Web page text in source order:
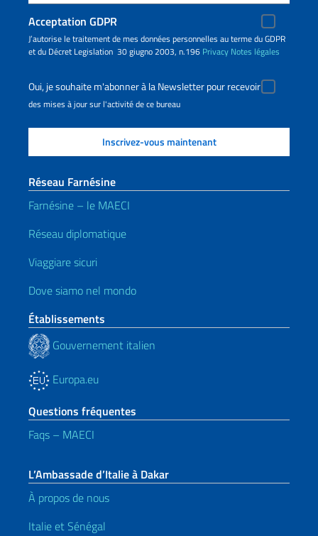
Acceptation GDPR
J’autorise le traitement de mes données personnelles au terme du GDPR
et du Décret Legislation 30 giugno 2003, n.196 Privacy Notes légales
Oui, je souhaite m'abonner à la Newsletter pour recevoir
des mises à jour sur l'activité de ce bureau
Réseau Farnésine
Farnésine – le MAECI
Réseau diplomatique
Viaggiare sicuri
Dove siamo nel mondo
Établissements
Gouvernement italien
Europa.eu
Questions fréquentes
Faqs – MAECI
L’Ambassade d’Italie à Dakar
À propos de nous
Italie et Sénégal